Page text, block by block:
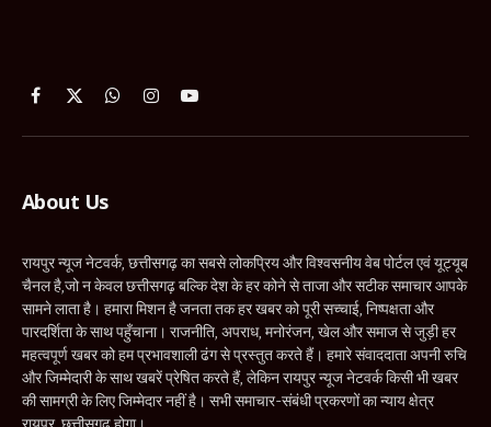
Facebook
X
WhatsApp
InstagramYouTube
About Us
रायपुर न्यूज नेटवर्क, छत्तीसगढ़ का सबसे लोकप्रिय और विश्वसनीय वेब पोर्टल एवं यूट्यूब
चैनल है,जो न केवल छत्तीसगढ़ बल्कि देश के हर कोने से ताजा और सटीक समाचार आपके
सामने लाता है। हमारा मिशन है जनता तक हर खबर को पूरी सच्चाई, निष्पक्षता और
पारदर्शिता के साथ पहुँचाना। राजनीति, अपराध, मनोरंजन, खेल और समाज से जुड़ी हर
महत्वपूर्ण खबर को हम प्रभावशाली ढंग से प्रस्तुत करते हैं। हमारे संवाददाता अपनी रुचि
और जिम्मेदारी के साथ खबरें प्रेषित करते हैं, लेकिन रायपुर न्यूज नेटवर्क किसी भी खबर
की सामग्री के लिए जिम्मेदार नहीं है। सभी समाचार-संबंधी प्रकरणों का न्याय क्षेत्र